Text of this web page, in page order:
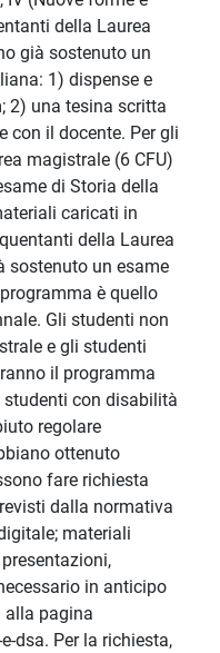
della Laurea
già sostenuto un
1) dispense e
2) una tesina scritta
con il docente. Per gli
magistrale (6 CFU)
di Storia della
caricati in
della Laurea
sostenuto un esame
è quello
Gli studenti non
e gli studenti
il programma
con disabilità
regolare
ottenuto
fare richiesta
dalla normativa
materiali
in anticipo
alla pagina
dsa. Per la richiesta,